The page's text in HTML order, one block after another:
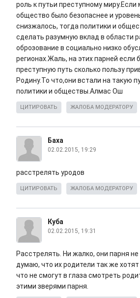
роль к путьи преступному
общество было безопаснее и
снизжалось, тогда политики и
сделать разумную вклад в области
оброзование в социально низко
регионах.Жаль, на этих парней если
преступную путь сколько пользу
Родину.То что,они встали на такую
политики и обществы.Алмас Ош
ЦИТИРОВАТЬ ЖАЛОБА МОДЕРАТОРУ
Баха
02.02.2015, 19:29
расстрелять уродов
ЦИТИРОВАТЬ ЖАЛОБА МОДЕРАТОРУ
Куба
02.02.2015, 19:31
Расстрелять. Ни жалко, они парня
думаю, что их родители так же
что не смогут в глаза смотреть
этими зверями парня.